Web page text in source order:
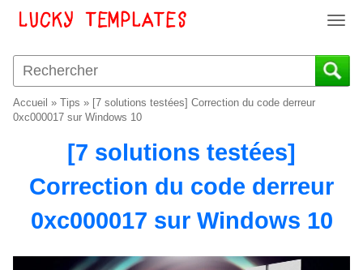
T
g
g
i
Accueil » Tips » [7 solutions testées] Correction du code derreur
0xc000017 sur Windows 10
[7 solutions testées]
Correction du code derreur
0xc000017 sur Windows 10